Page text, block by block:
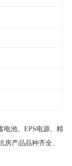
电池、EPS电源、精
产品品种齐全、